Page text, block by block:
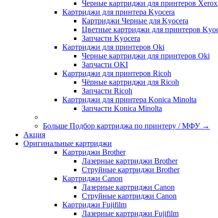
Черные картриджи для принтеров Xerox
Картриджи для принтера Kyocera
Картриджи Черные для Kyocera
Цветные картриджи для принтеров
Запчасти Kyocera
Картриджи для принтеров Oki
Черные картриджи для принтеров Oki
Запчасти OKI
Картриджи для принтеров Ricoh
Чёрные картриджи для Ricoh
Запчасти Ricoh
Картриджи для принтера Konica Minolta
Запчасти Koniсa Minolta
Больше Подбор картриджа по принтеру / МФУ →
Акция
Оригинальные картриджи
Картриджи Brother
Лазерные картриджи Brother
Струйные картриджи Brother
Картриджи Canon
Лазерные картриджи Canon
Струйные картриджи Canon
Картриджи Fujifilm
Лазерные картриджи Fujifilm